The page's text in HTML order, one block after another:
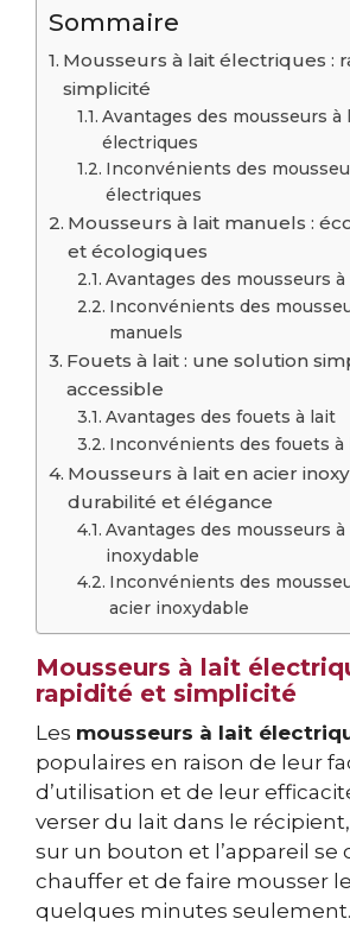
Sommaire
Mousseurs à lait électriques :
simplicité
Avantages des mousseurs à
électriques
Inconvénients des
électriques
Mousseurs à lait manuels :
et écologiques
Avantages des mousseurs
Inconvénients des
manuels
Fouets à lait : une solution
accessible
Avantages des fouets à lait
Inconvénients des fouets à
Mousseurs à lait en acier
durabilité et élégance
Avantages des mousseurs
inoxydable
Inconvénients des
acier inoxydable
Mousseurs à lait
rapidité et simplicité
Les mousseurs à lait
populaires en raison de leur
d’utilisation et de leur
verser du lait dans le
sur un bouton et l’appareil se
chauffer et de faire mousser
quelques minutes